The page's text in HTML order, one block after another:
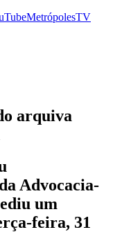
MetrópolesTV
arquiva
Advocacia-
um
feira, 31